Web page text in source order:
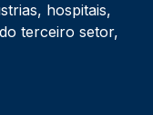
hospitais,
terceiro setor,